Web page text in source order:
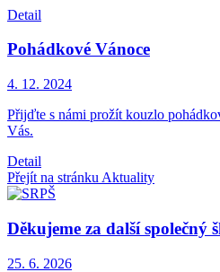
Detail
Pohádkové Vánoce
4. 12. 2024
Přijďte s námi prožít kouzlo
Vás.
Detail
Přejít na stránku Aktuality
Děkujeme za další společný
25. 6. 2026